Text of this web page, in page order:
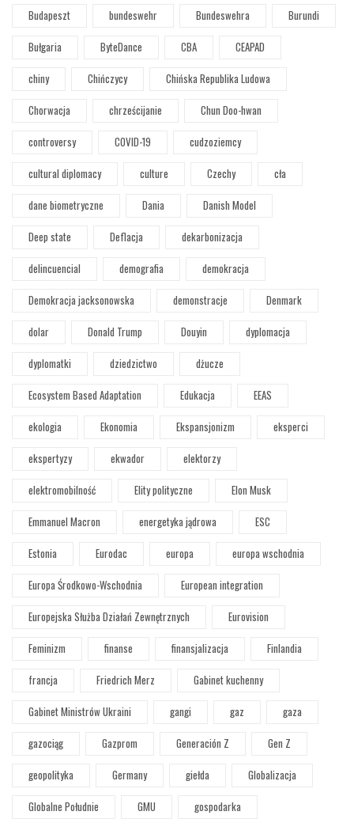
Budapeszt bundeswehr Bundeswehra
Burundi
Bułgaria
ByteDance CBA
CEAPAD
chiny
Chińczycy
Chińska Republika Ludowa
Chorwacja
chrześcijanie
Chun Doo-hwan
controversy
COVID-19
cudzoziemcy
cultural diplomacy
culture Czechy
cła
dane biometryczne
Dania
Danish Model
Deep state
Deflacja
dekarbonizacja
delincuencial
demografia
demokracja
Demokracja jacksonowska
demonstracje
Denmark
dolar
Donald Trump Douyin
dyplomacja
dyplomatki
dziedzictwo
dżucze
Ecosystem Based Adaptation
Edukacja
EEAS
ekologia
Ekonomia Ekspansjonizm
eksperci
ekspertyzy
ekwador
elektorzy
elektromobilność
Elity polityczne
Elon Musk
Emmanuel Macron
energetyka jądrowa
ESC
Estonia
Eurodac europa
europa wschodnia
Europa Środkowo-Wschodnia
European integration
Europejska Służba Działań Zewnętrznych
Eurovision
Feminizm
finanse finansjalizacja
Finlandia
francja
Friedrich Merz
Gabinet kuchenny
Gabinet Ministrów Ukraini
gangi gaz
gaza
gazociąg
Gazprom Generación Z
Gen Z
geopolityka
Germany giełda
Globalizacja
Globalne Południe
GMU
gospodarka